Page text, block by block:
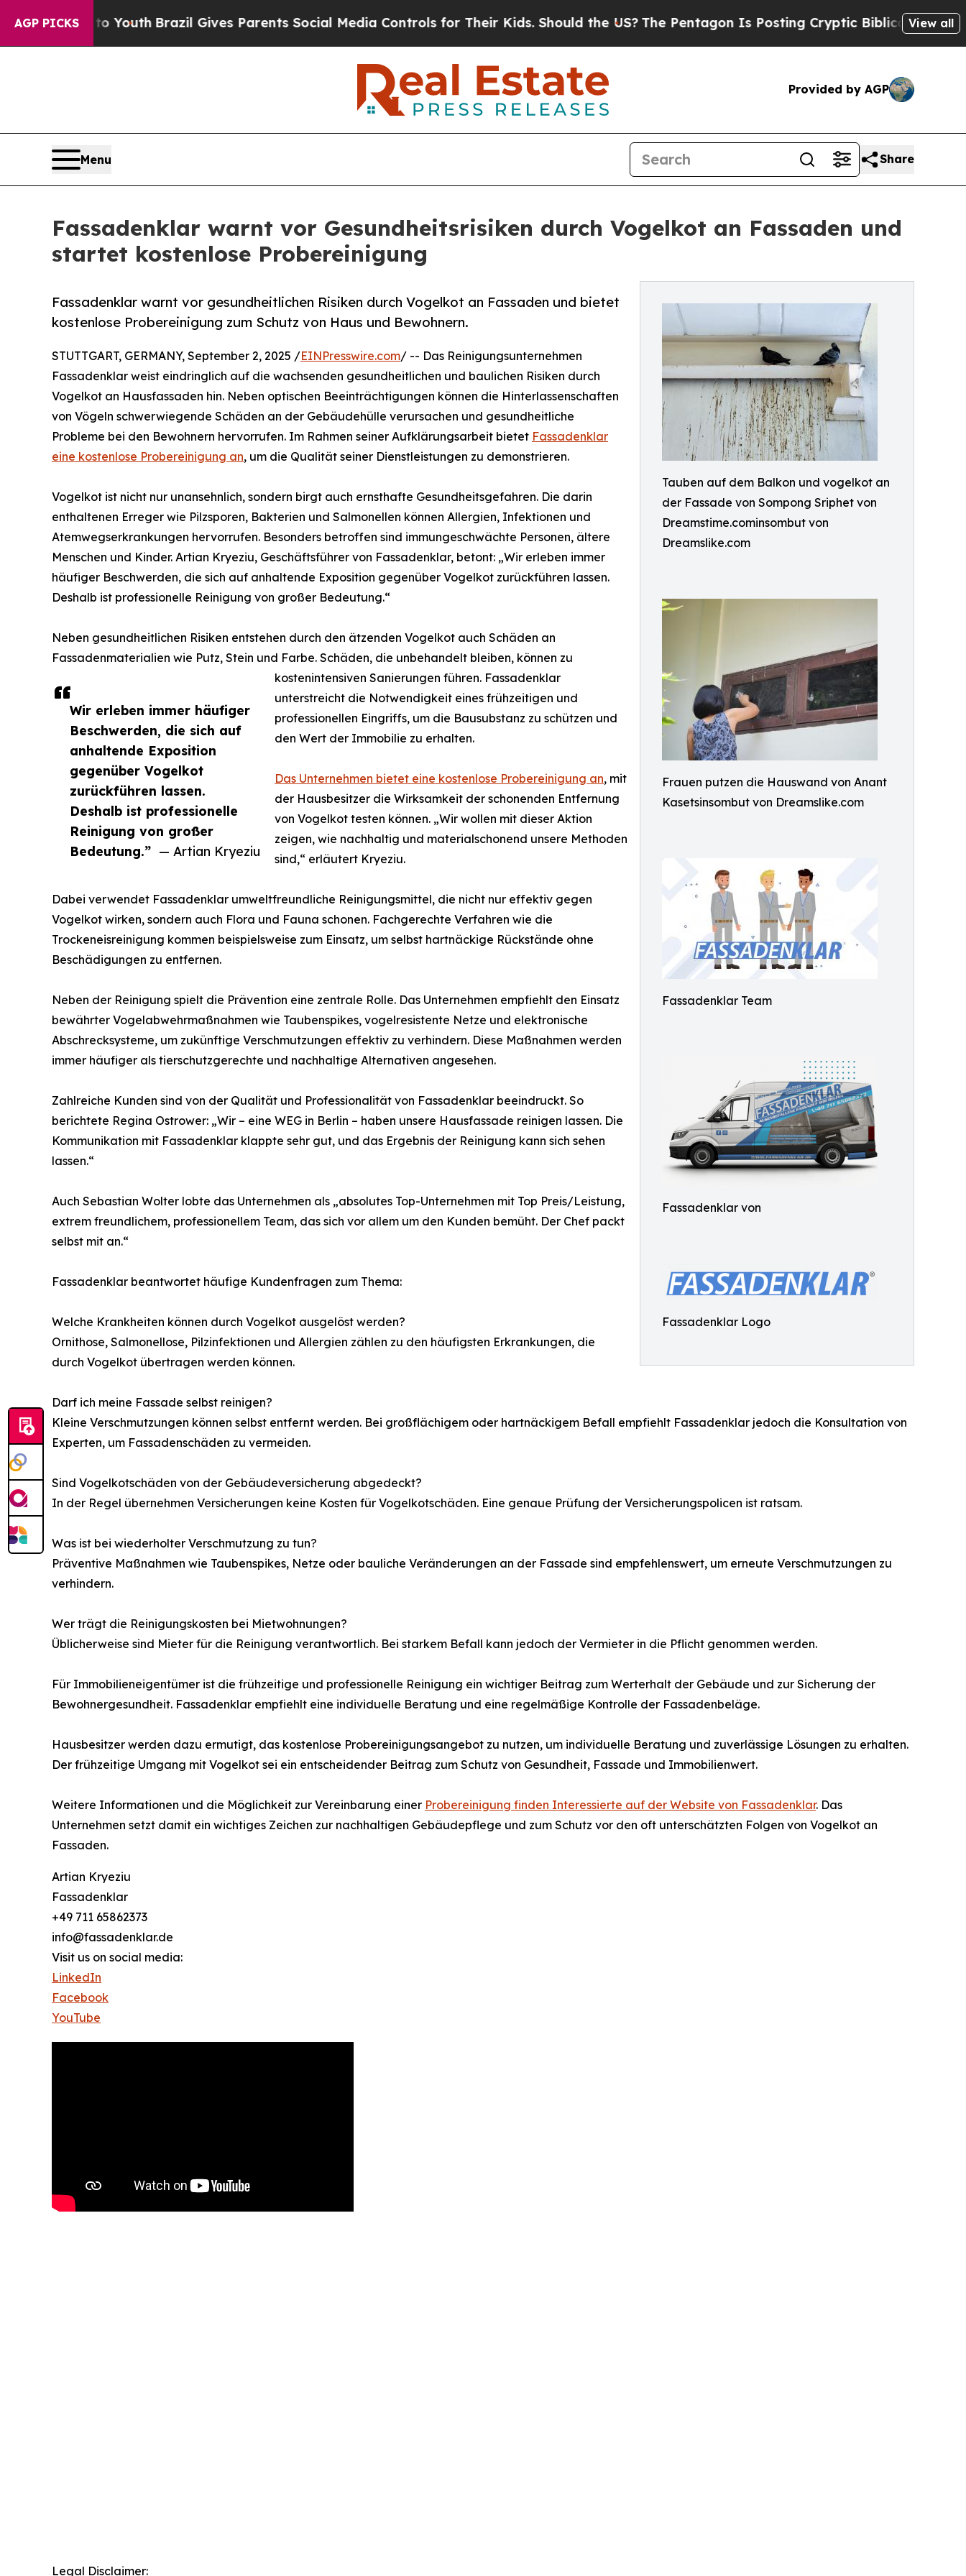
AGP PICKS
to YouthBrazil Gives Parents Social Media Controls for Their Kids. Should the US?The Pentagon Is Posting Cryptic Biblical Messages on Social
View all
Provided by AGP
Menu Share
Fassadenklar warnt vor Gesundheitsrisiken durch Vogelkot an Fassaden und
startet kostenlose Probereinigung
Tauben auf dem Balkon und vogelkot an
der Fassade von Sompong Sriphet von
Dreamstime.cominsombut von
Dreamslike.com
Frauen putzen die Hauswand von Anant
Kasetsinsombut von Dreamslike.com
Fassadenklar Team
Fassadenklar von
Fassadenklar Logo
Fassadenklar warnt vor gesundheitlichen Risiken durch Vogelkot an Fassaden und bietet
kostenlose Probereinigung zum Schutz von Haus und Bewohnern.
Wir erleben immer häufiger
Beschwerden, die sich auf
anhaltende Exposition
gegenüber Vogelkot
zurückführen lassen.
Deshalb ist professionelle
Reinigung von großer
Bedeutung.” — Artian Kryeziu
STUTTGART, GERMANY, September 2, 2025 /EINPresswire.com/ -- Das Reinigungsunternehmen
Fassadenklar weist eindringlich auf die wachsenden gesundheitlichen und baulichen Risiken durch
Vogelkot an Hausfassaden hin. Neben optischen Beeinträchtigungen können die Hinterlassenschaften
von Vögeln schwerwiegende Schäden an der Gebäudehülle verursachen und gesundheitliche
Probleme bei den Bewohnern hervorrufen. Im Rahmen seiner Aufklärungsarbeit bietet Fassadenklar
eine kostenlose Probereinigung an, um die Qualität seiner Dienstleistungen zu demonstrieren.
Vogelkot ist nicht nur unansehnlich, sondern birgt auch ernsthafte Gesundheitsgefahren. Die darin
enthaltenen Erreger wie Pilzsporen, Bakterien und Salmonellen können Allergien, Infektionen und
Atemwegserkrankungen hervorrufen. Besonders betroffen sind immungeschwächte Personen, ältere
Menschen und Kinder. Artian Kryeziu, Geschäftsführer von Fassadenklar, betont: „Wir erleben immer
häufiger Beschwerden, die sich auf anhaltende Exposition gegenüber Vogelkot zurückführen lassen.
Deshalb ist professionelle Reinigung von großer Bedeutung.“
Neben gesundheitlichen Risiken entstehen durch den ätzenden Vogelkot auch Schäden an
Fassadenmaterialien wie Putz, Stein und Farbe. Schäden, die unbehandelt bleiben, können zu
kostenintensiven Sanierungen führen. Fassadenklar
unterstreicht die Notwendigkeit eines frühzeitigen und
professionellen Eingriffs, um die Bausubstanz zu schützen und
den Wert der Immobilie zu erhalten.
Das Unternehmen bietet eine kostenlose Probereinigung an, mit
der Hausbesitzer die Wirksamkeit der schonenden Entfernung
von Vogelkot testen können. „Wir wollen mit dieser Aktion
zeigen, wie nachhaltig und materialschonend unsere Methoden
sind,“ erläutert Kryeziu.
Dabei verwendet Fassadenklar umweltfreundliche Reinigungsmittel, die nicht nur effektiv gegen
Vogelkot wirken, sondern auch Flora und Fauna schonen. Fachgerechte Verfahren wie die
Trockeneisreinigung kommen beispielsweise zum Einsatz, um selbst hartnäckige Rückstände ohne
Beschädigungen zu entfernen.
Neben der Reinigung spielt die Prävention eine zentrale Rolle. Das Unternehmen empfiehlt den Einsatz
bewährter Vogelabwehrmaßnahmen wie Taubenspikes, vogelresistente Netze und elektronische
Abschrecksysteme, um zukünftige Verschmutzungen effektiv zu verhindern. Diese Maßnahmen werden
immer häufiger als tierschutzgerechte und nachhaltige Alternativen angesehen.
Zahlreiche Kunden sind von der Qualität und Professionalität von Fassadenklar beeindruckt. So
berichtete Regina Ostrower: „Wir – eine WEG in Berlin – haben unsere Hausfassade reinigen lassen. Die
Kommunikation mit Fassadenklar klappte sehr gut, und das Ergebnis der Reinigung kann sich sehen
lassen.“
Auch Sebastian Wolter lobte das Unternehmen als „absolutes Top-Unternehmen mit Top Preis/Leistung,
extrem freundlichem, professionellem Team, das sich vor allem um den Kunden bemüht. Der Chef packt
selbst mit an.“
Fassadenklar beantwortet häufige Kundenfragen zum Thema:
Welche Krankheiten können durch Vogelkot ausgelöst werden?
Ornithose, Salmonellose, Pilzinfektionen und Allergien zählen zu den häufigsten Erkrankungen, die
durch Vogelkot übertragen werden können.
Darf ich meine Fassade selbst reinigen?
Kleine Verschmutzungen können selbst entfernt werden. Bei großflächigem oder hartnäckigem Befall empfiehlt Fassadenklar jedoch die Konsultation von
Experten, um Fassadenschäden zu vermeiden.
Sind Vogelkotschäden von der Gebäudeversicherung abgedeckt?
In der Regel übernehmen Versicherungen keine Kosten für Vogelkotschäden. Eine genaue Prüfung der Versicherungspolicen ist ratsam.
Was ist bei wiederholter Verschmutzung zu tun?
Präventive Maßnahmen wie Taubenspikes, Netze oder bauliche Veränderungen an der Fassade sind empfehlenswert, um erneute Verschmutzungen zu
verhindern.
Wer trägt die Reinigungskosten bei Mietwohnungen?
Üblicherweise sind Mieter für die Reinigung verantwortlich. Bei starkem Befall kann jedoch der Vermieter in die Pflicht genommen werden.
Für Immobilieneigentümer ist die frühzeitige und professionelle Reinigung ein wichtiger Beitrag zum Werterhalt der Gebäude und zur Sicherung der
Bewohnergesundheit. Fassadenklar empfiehlt eine individuelle Beratung und eine regelmäßige Kontrolle der Fassadenbeläge.
Hausbesitzer werden dazu ermutigt, das kostenlose Probereinigungsangebot zu nutzen, um individuelle Beratung und zuverlässige Lösungen zu erhalten.
Der frühzeitige Umgang mit Vogelkot sei ein entscheidender Beitrag zum Schutz von Gesundheit, Fassade und Immobilienwert.
Weitere Informationen und die Möglichkeit zur Vereinbarung einer Probereinigung finden Interessierte auf der Website von Fassadenklar. Das
Unternehmen setzt damit ein wichtiges Zeichen zur nachhaltigen Gebäudepflege und zum Schutz vor den oft unterschätzten Folgen von Vogelkot an
Fassaden.
Artian Kryeziu
Fassadenklar
+49 711 65862373
info@fassadenklar.de
Visit us on social media:
LinkedIn
Facebook
YouTube
Legal Disclaimer: